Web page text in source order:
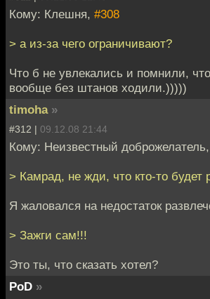
Кому: Клешня, #308
> а из-за чего ограничивают?
Что б не увлекались и помнили,
вообще без штанов ходили.)))))
timoha »
#312 | 09.12.08 21:44
Кому: Неизвестный доброжелатель,
> Камрад, не жди, что кто-то будет
Я жаловался на недостаток
> Зажги сам!!!
Это ты, что сказать хотел?
PoD »